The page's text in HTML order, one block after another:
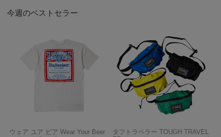
今週のベストセラー
ウェア ユア ビア Wear Your Beer
タフトラベラー TOUGH TRAVEL